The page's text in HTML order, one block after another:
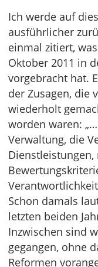
Ich werde auf
ausführlicher
einmal zitiert,
Oktober 2011 in
vorgebracht hat.
der Zusagen, die
wiederholt
worden waren:
Verwaltung, die
Schon damals
letzten beiden
Inzwischen sind
gegangen, ohne
Reformen